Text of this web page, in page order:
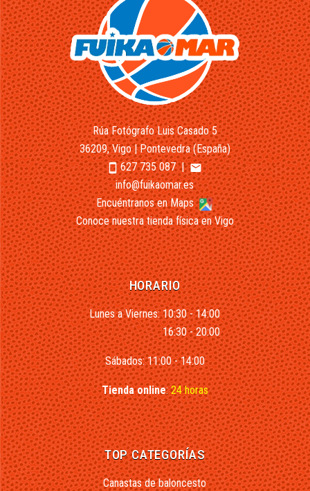
Rúa Fotógrafo Luis Casado 5
36209, Vigo | Pontevedra (España)
smartphone627 735 087|email
info@fuikaomar.es
Encuéntranos en Maps
Conoce nuestra tienda física en Vigo
HORARIO
Lunes a Viernes: 10:30 - 14:00
16:30 - 20:00
Sábados: 11:00 - 14:00
Tienda online:24 horas
TOP CATEGORÍAS
Canastas de baloncesto